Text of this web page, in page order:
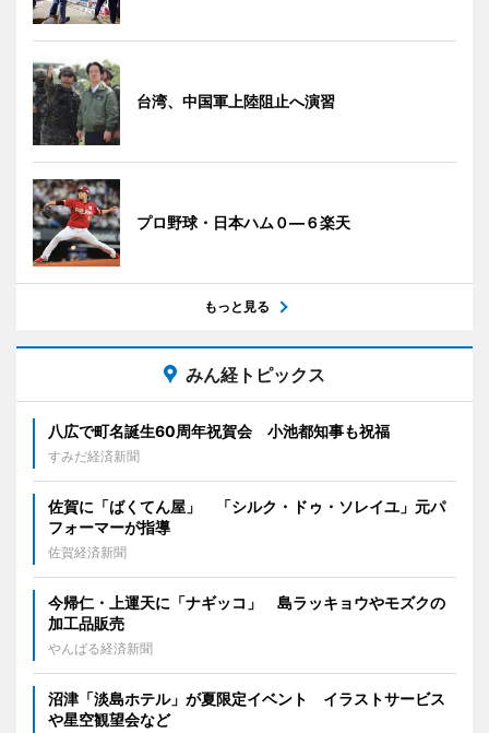
台湾、中国軍上陸阻止へ演習
プロ野球・日本ハム０―６楽天
もっと見る
みん経トピックス
八広で町名誕生60周年祝賀会 小池都知事も祝福
すみだ経済新聞
佐賀に「ばくてん屋」 「シルク・ドゥ・ソレイユ」元パ
フォーマーが指導
佐賀経済新聞
今帰仁・上運天に「ナギッコ」 島ラッキョウやモズクの
加工品販売
やんばる経済新聞
沼津「淡島ホテル」が夏限定イベント イラストサービス
や星空観望会など